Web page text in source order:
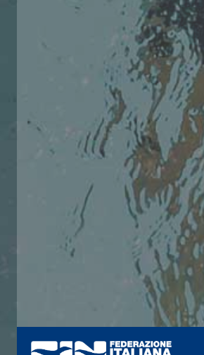
Grand Prix
Norme e documenti
Risultati e Classifiche
Flash News
Salvamento
Flash News
Master